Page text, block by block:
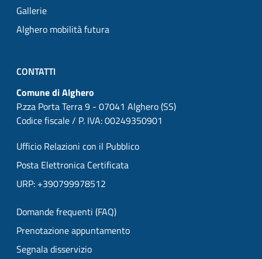
Gallerie
Alghero mobilità futura
CONTATTI
Comune di Alghero
P.zza Porta Terra 9 - 07041 Alghero (SS)
Codice fiscale / P. IVA: 00249350901
Ufficio Relazioni con il Pubblico
Posta Elettronica Certificata
URP: +390799978512
Domande frequenti (FAQ)
Prenotazione appuntamento
Segnala disservizio